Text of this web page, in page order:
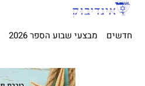
חדשים מבצעי שבוע הספר 2026